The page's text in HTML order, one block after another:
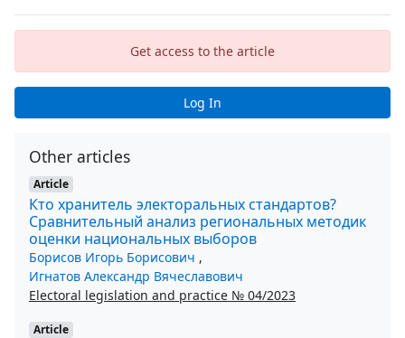
Get access to the article
Log In
Other articles
Article
Кто хранитель электоральных стандартов?
Сравнительный анализ региональных методик
оценки национальных выборов
Борисов Игорь Борисович ,
Игнатов Александр Вячеславович
Electoral legislation and practice № 04/2023
Article